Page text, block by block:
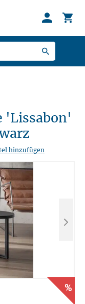
'Lissabon'
hinzufügen
%